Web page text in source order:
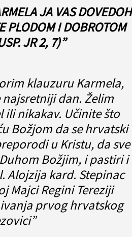
JA VAS DOVEDOH
PLODOM I DOBROTOM
JR 2, 7)”
klauzuru Karmela,
najsretniji dan. Želim
ili nikakav. Učinite što
Božjom da se hrvatski
u Kristu, da sve
Božjim, i pastiri i
Alojzija kard. Stepinac
Majci Regini Tereziji
prvog hrvatskog